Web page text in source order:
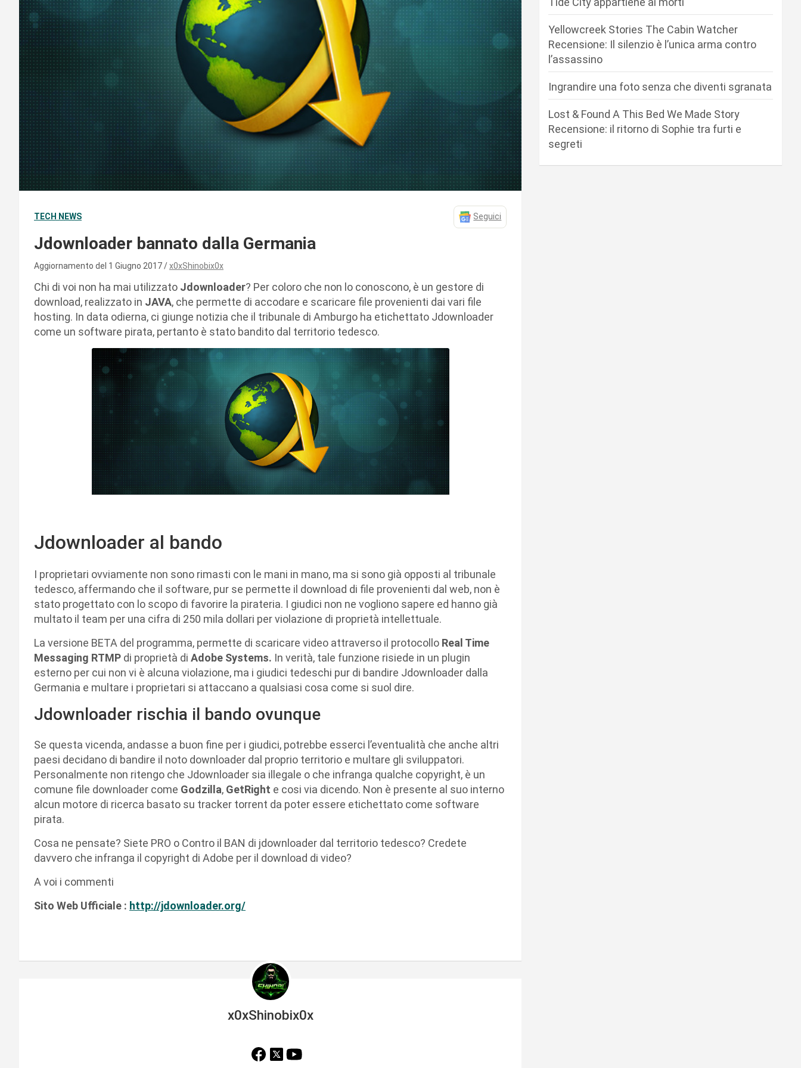
TECH NEWS Seguici
Jdownloader bannato dalla Germania
Aggiornamento del 1 Giugno 2017 x0xShinobix0x
Chi di voi non ha mai utilizzato Jdownloader? Per coloro che non lo conoscono, è un gestore di
download, realizzato in JAVA, che permette di accodare e scaricare file provenienti dai vari file
hosting. In data odierna, ci giunge notizia che il tribunale di Amburgo ha etichettato Jdownloader
come un software pirata, pertanto è stato bandito dal territorio tedesco.
Jdownloader al bando
I proprietari ovviamente non sono rimasti con le mani in mano, ma si sono già opposti al tribunale
tedesco, affermando che il software, pur se permette il download di file provenienti dal web, non è
stato progettato con lo scopo di favorire la pirateria. I giudici non ne vogliono sapere ed hanno già
multato il team per una cifra di 250 mila dollari per violazione di proprietà intellettuale.
La versione BETA del programma, permette di scaricare video attraverso il protocollo Real Time
Messaging RTMP di proprietà di Adobe Systems. In verità, tale funzione risiede in un plugin
esterno per cui non vi è alcuna violazione, ma i giudici tedeschi pur di bandire Jdownloader dalla
Germania e multare i proprietari si attaccano a qualsiasi cosa come si suol dire.
Jdownloader rischia il bando ovunque
Se questa vicenda, andasse a buon fine per i giudici, potrebbe esserci l’eventualità che anche altri
paesi decidano di bandire il noto downloader dal proprio territorio e multare gli sviluppatori.
Personalmente non ritengo che Jdownloader sia illegale o che infranga qualche copyright, è un
comune file downloader come Godzilla, GetRight e cosi via dicendo. Non è presente al suo interno
alcun motore di ricerca basato su tracker torrent da poter essere etichettato come software
pirata.
Cosa ne pensate? Siete PRO o Contro il BAN di jdownloader dal territorio tedesco? Credete
davvero che infranga il copyright di Adobe per il download di video?
A voi i commenti
Sito Web Ufficiale : http://jdownloader.org/
x0xShinobix0x
Yellowcreek Stories The Cabin Watcher
Recensione: Il silenzio è l’unica arma contro
l’assassino
Ingrandire una foto senza che diventi sgranata
Lost & Found A This Bed We Made Story
Recensione: il ritorno di Sophie tra furti e
segreti